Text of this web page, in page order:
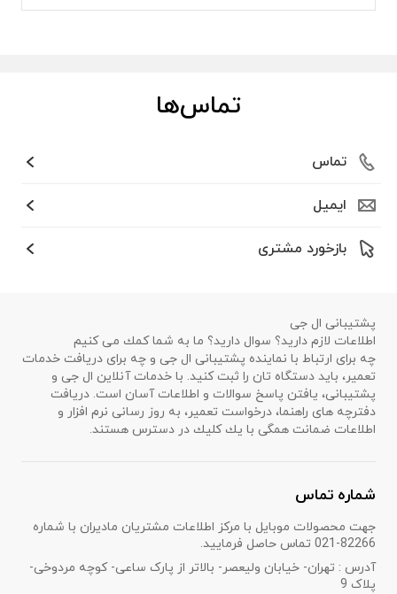
تماس‌ها
تماس
ایمیل
بازخورد مشتری
پشتیبانی ال جی
اطلاعات لازم دارید؟ سوال دارید؟ ما به شما كمك می كنیم
چه برای ارتباط با نماینده پشتیبانی ال جی و چه برای دریافت خدمات
تعمیر، باید دستگاه تان را ثبت كنید. با خدمات آنلاین ال جی و
پشتیبانی، یافتن پاسخ سوالات و اطلاعات آسان است. دریافت
دفترچه های راهنما، درخواست تعمیر، به روز رسانی نرم افزار و
اطلاعات ضمانت همگی با یك كلیك در دسترس هستند.
شماره تماس
جهت محصولات موبایل با مرکز اطلاعات مشتریان مادیران با شماره
82266-021 تماس حاصل فرمایید.
آدرس : تهران- خیابان ولیعصر- بالاتر از پارک ساعی- کوچه مردوخی-
پلاک 9